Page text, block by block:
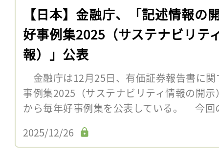
【日本】金融庁、「記述情報の
好事例集2025（サステナビリテ
報）」公表
金融庁は12月25日、有価証券報告書に
事例集2025（サステナビリティ情報の開
から毎年好事例集を公表している。 今回
2025/12/26